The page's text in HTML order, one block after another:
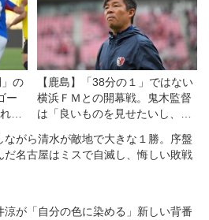
」の
ー
た
【鹿島】「38分の１」ではない
横浜ＦＭとの開幕戦。鬼木監督
は「良いものを見せたいし、決
ながら清水が敵地で大きな１勝。序盤
だ名古屋はミスで自滅し、悔しい敗戦
涼が「自分の色に染める」新しい背番